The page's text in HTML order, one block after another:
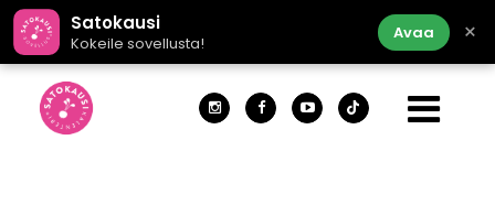
Satokausi
Kokeile sovellusta!
Avaa ×